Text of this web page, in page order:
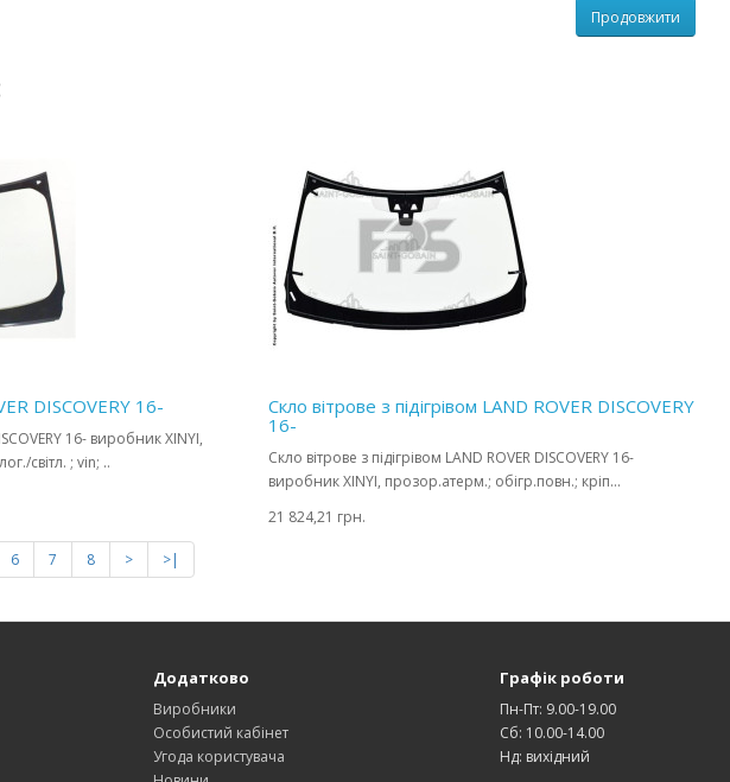
Продовжити
DISCOVERY 16-
16- виробник XINYI,
світл. ; vin; ..
Скло вітрове з підігрівом LAND ROVER DISCOVERY
16-
Скло вітрове з підігрівом LAND ROVER DISCOVERY 16-
виробник XINYI, прозор.атерм.; обігр.повн.; кріп...
21 824,21 грн.
6 7 8 > >|
Додатково
Виробники
Особистий кабінет
Угода користувача
Графік роботи
Пн-Пт: 9.00-19.00
Сб: 10.00-14.00
Нд: вихідний